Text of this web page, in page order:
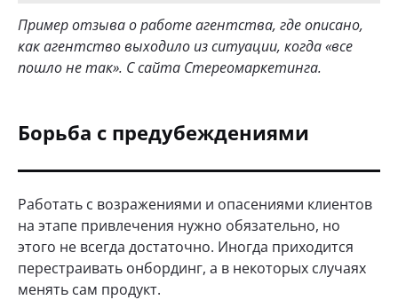
Пример отзыва о работе агентства, где описано,
как агентство выходило из ситуации, когда «все
пошло не так». С сайта Стереомаркетинга.
Борьба с предубеждениями
Работать с возражениями и опасениями клиентов
на этапе привлечения нужно обязательно, но
этого не всегда достаточно. Иногда приходится
перестраивать онбординг, а в некоторых случаях
менять сам продукт.